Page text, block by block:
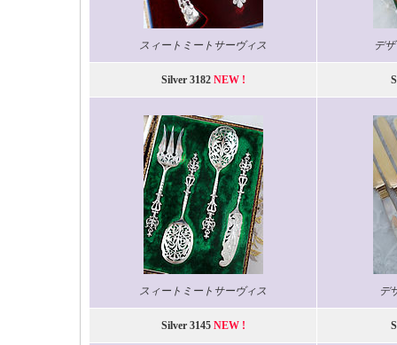
スィートミートサーヴィス デ
Silver 3182 NEW !
スィートミートサーヴィス デ
Silver 3145 NEW !